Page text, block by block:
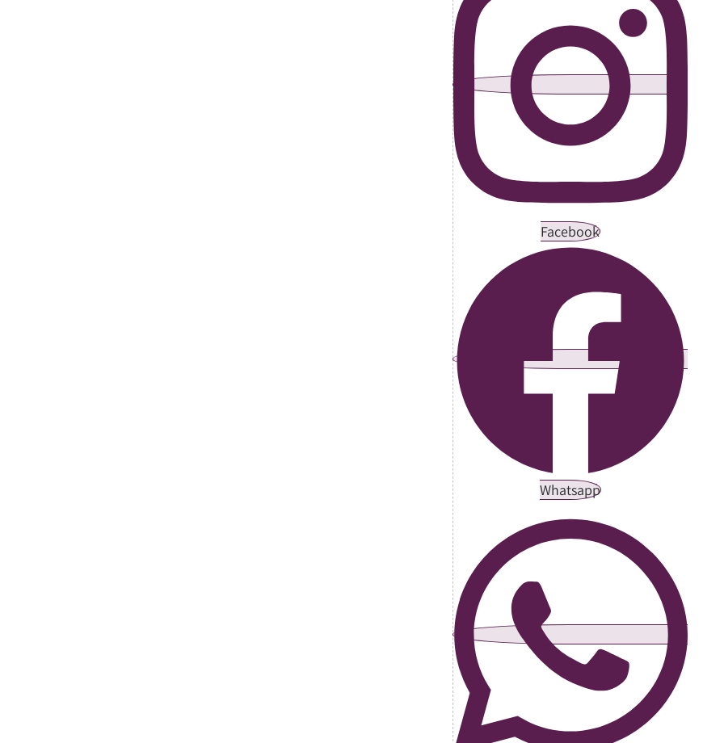
Facebook
Whatsapp